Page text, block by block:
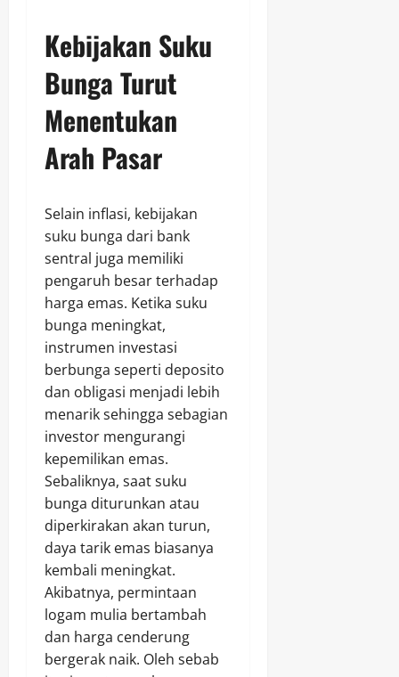
Kebijakan Suku
Bunga Turut
Menentukan
Arah Pasar
Selain inflasi, kebijakan
suku bunga dari bank
sentral juga memiliki
pengaruh besar terhadap
harga emas. Ketika suku
bunga meningkat,
instrumen investasi
berbunga seperti deposito
dan obligasi menjadi lebih
menarik sehingga sebagian
investor mengurangi
kepemilikan emas.
Sebaliknya, saat suku
bunga diturunkan atau
diperkirakan akan turun,
daya tarik emas biasanya
kembali meningkat.
Akibatnya, permintaan
logam mulia bertambah
dan harga cenderung
bergerak naik. Oleh sebab